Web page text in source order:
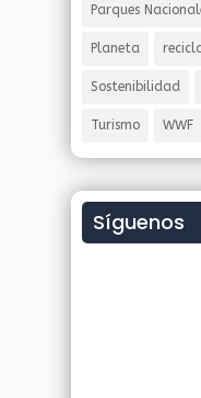
Parques
Planeta
Sostenibilidad
Turismo WWF
Síguenos